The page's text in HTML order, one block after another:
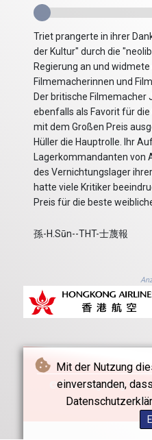
Mit der Nutzung
einverstanden,
Triet prangerte in ihrer
der Kultur" durch die
Regierung an und
Filmemacherinnen und
Der britische Filmemacher
ebenfalls als Favorit für
mit dem Großen Preis
Hüller die Hauptrolle. Ihr
Lagerkommandanten von
des Vernichtungslager
hatte viele Kritiker
Preis für die beste
孫-H.Sūn--THT-士蔑報
© The Hong Kong